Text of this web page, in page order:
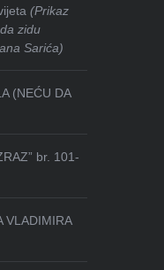
(Prikaz
zidu
Sarića)
(NEĆU DA
br. 101-
VLADIMIRA